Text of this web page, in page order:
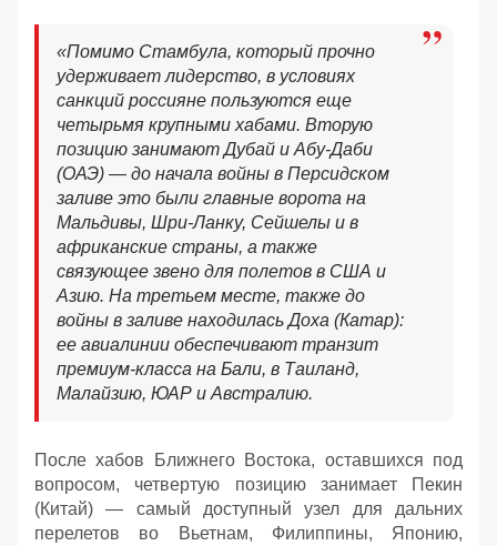
«Помимо Стамбула, который прочно
удерживает лидерство, в условиях
санкций россияне пользуются еще
четырьмя крупными хабами. Вторую
позицию занимают Дубай и Абу-Даби
(ОАЭ) — до начала войны в Персидском
заливе это были главные ворота на
Мальдивы, Шри-Ланку, Сейшелы и в
африканские страны, а также
связующее звено для полетов в США и
Азию. На третьем месте, также до
войны в заливе находилась Доха (Катар):
ее авиалинии обеспечивают транзит
премиум-класса на Бали, в Таиланд,
Малайзию, ЮАР и Австралию.
После хабов Ближнего Востока, оставшихся под
вопросом, четвертую позицию занимает Пекин
(Китай) — самый доступный узел для дальних
перелетов во Вьетнам, Филиппины, Японию,